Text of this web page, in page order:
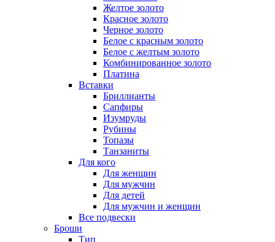
Желтое золото
Красное золото
Черное золото
Белое с красным золото
Белое с желтым золото
Комбинированное золото
Платина
Вставки
Бриллианты
Сапфиры
Изумруды
Рубины
Топазы
Танзаниты
Для кого
Для женщин
Для мужчин
Для детей
Для мужчин и женщин
Все подвески
Броши
Тип